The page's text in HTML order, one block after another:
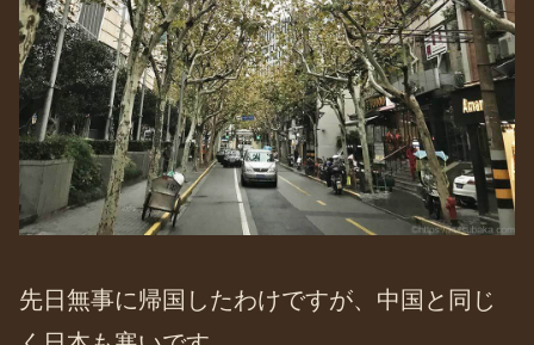
先日無事に帰国したわけですが、中国と同じ